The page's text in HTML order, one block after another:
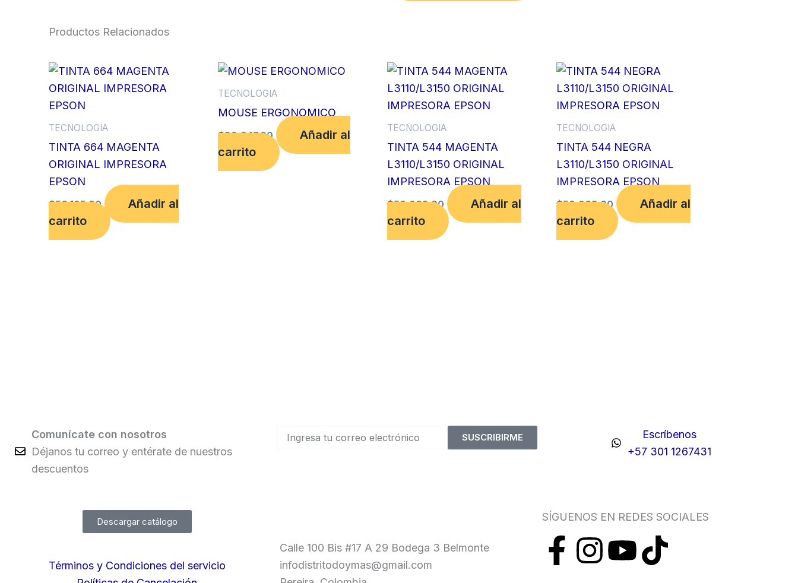
Productos Relacionados
TECNOLOGIA
TINTA 664 MAGENTA
ORIGINAL IMPRESORA
EPSON
$56,105.00
Añadir al
carrito
TECNOLOGIA
MOUSE ERGONOMICO
$80,047.00
Añadir al
carrito
TECNOLOGIA
TINTA 544 MAGENTA
L3110/L3150 ORIGINAL
IMPRESORA EPSON
$50,068.00
Añadir al
carrito
TECNOLOGIA
TINTA 544 NEGRA
L3110/L3150 ORIGINAL
IMPRESORA EPSON
$50,068.00
Añadir al
carrito
Comunícate con nosotros
Déjanos tu correo y entérate de nuestros
descuentos
SUSCRIBIRME
Escríbenos
+57 301 1267431
Descargar catálogo
Términos y Condiciones del servicio
Calle 100 Bis #17 A 29 Bodega 3 Belmonte
infodistritodoymas@gmail.com
SÍGUENOS EN REDES SOCIALES
F
I
Y T